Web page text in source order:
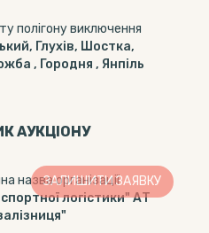
ЗАЛИШИТИ ЗАЯВКУ
полігону виключення
Глухів, Шостка,
, Городня , Янпіль
АУКЦІОНУ
назва організації
логістики" АТ